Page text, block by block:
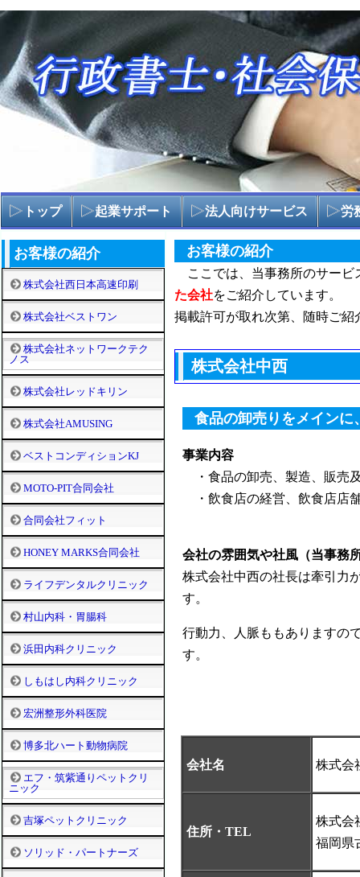
トップ 起業サポート 法人向けサービス 労
お客様の紹介
株式会社西日本高速印刷
株式会社ベストワン
株式会社ネットワークテク
ノス
株式会社レッドキリン
株式会社AMUSING
ベストコンディションKJ
MOTO-PIT合同会社
合同会社フィット
HONEY MARKS合同会社
ライフデンタルクリニック
村山内科・胃腸科
浜田内科クリニック
しもはし内科クリニック
宏洲整形外科医院
博多北ハート動物病院
エフ・筑紫通りペットクリ
ニック
吉塚ペットクリニック
ソリッド・パートナーズ
お客様の紹介
ここでは、当事務所のサービ
た会社をご紹介しています。
掲載許可が取れ次第、随時ご紹
株式会社中西
食品の卸売りをメインに
事業内容
・食品の卸売、製造、販売
・飲食店の経営、飲食店店
会社の雰囲気や社風（当事務
株式会社中西の社長は牽引力
す。
行動力、人脈ももありますの
す。
会社名 株式会
住所・TEL
株式
福岡県